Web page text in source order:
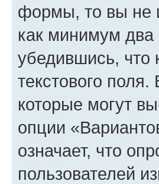
формы, то вы не
как минимум два
убедившись, что
текстового
которые могут
опции
означает, что
пользователей